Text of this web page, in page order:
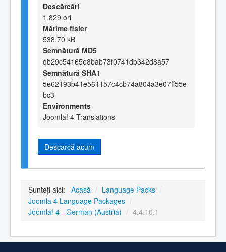
Descărcări
1,829 ori
Mărime fișier
538.70 kB
Semnătură MD5
db29c54165e8bab73f0741db342d8a57
Semnătură SHA1
5e62193b41e561157c4cb74a804a3e07ff55e
bc3
Environments
Joomla! 4 Translations
Descarcă acum
Sunteți aici: Acasă / Language Packs /
Joomla 4 Language Packages /
Joomla! 4 - German (Austria) / 4.4.10.1